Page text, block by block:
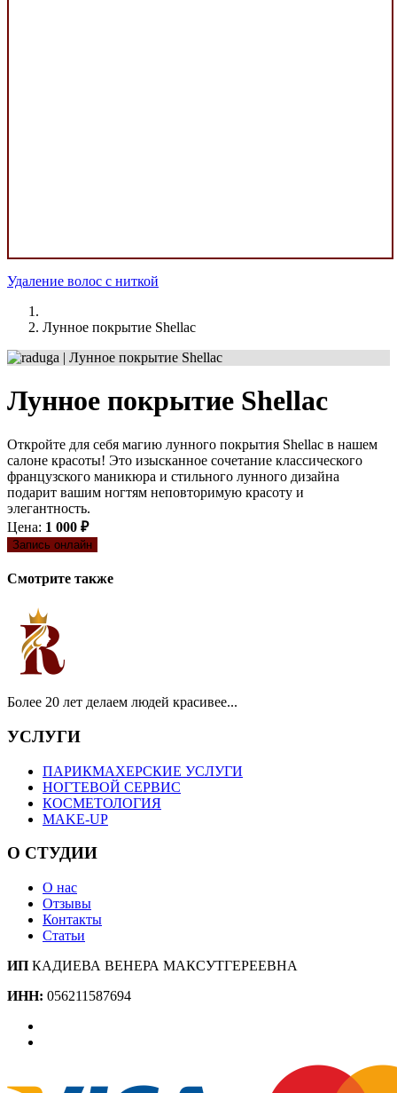
Удаление волос с ниткой
Лунное покрытие Shellac
Лунное покрытие Shellac
Откройте для себя магию лунного покрытия Shellac в нашем
салоне красоты! Это изысканное сочетание классического
французского маникюра и стильного лунного дизайна
подарит вашим ногтям неповторимую красоту и
элегантность.
Цена: 1 000 ₽
Запись онлайн
Смотрите также
Более 20 лет делаем людей красивее...
УСЛУГИ
ПАРИКМАХЕРСКИЕ УСЛУГИ
НОГТЕВОЙ СЕРВИС
КОСМЕТОЛОГИЯ
MAKE-UP
О СТУДИИ
О нас
Отзывы
Контакты
Статьи
ИП КАДИЕВА ВЕНЕРА МАКСУТГЕРЕЕВНА
ИНН: 056211587694